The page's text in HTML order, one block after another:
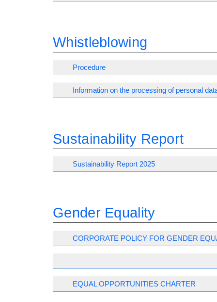
Whistleblowing
Procedure
Information on the processing of personal
Sustainability Report
Sustainability Report 2025
Gender Equality
CORPORATE POLICY FOR GENDER
EQUAL OPPORTUNITIES CHARTER